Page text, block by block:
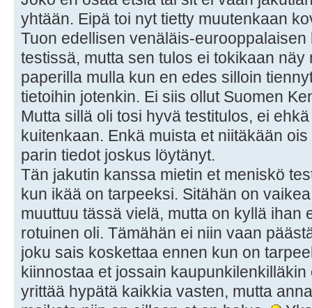
yhtään. Eipä toi nyt tietty muutenkaan
Tuon edellisen venäläis-
testissä, mutta sen tulos ei tokikaan
paperilla mulla kun en edes silloin
tietoihin jotenkin. Ei siis ollut Suomen
Mutta sillä oli tosi hyvä testitulos, ei
kuitenkaan. Enkä muista et niitäkään
parin tiedot joskus löytänyt.
Tän jakutin kanssa mietin et meniskö
kun ikää on tarpeeksi. Sitähän on
muuttuu tässä vielä, mutta on kyllä ihan
rotuinen oli. Tämähän ei niin vaan
joku sais koskettaa ennen kun on
kiinnostaa et jossain
yrittää hypätä kaikkia vasten, mutta